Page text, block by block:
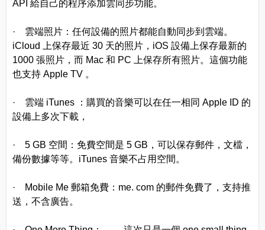
API 給自己的程序添加雲同步功能。
· 雲端照片：任何設備的照片都能自動同步到雲端。
iCloud 上保存最近 30 天的照片，iOS 設備上保存最新的
1000 張照片，而 Mac 和 PC 上保存所有照片。這個功能
也支持 Apple TV 。
· 雲端 iTunes ：購買的音樂可以在任一相同 Apple ID 的
設備上多次下載，
· 5 GB 空間：免費空間是 5 GB，可以保存郵件，文檔，
備份數據等等。iTunes 音樂不占用空間。
· Mobile Me 郵箱免費：me. com 的郵件免費了，支持推
送，不含廣告。